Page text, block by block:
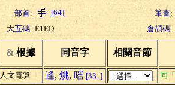
部首: [64]
筆畫:
大五碼: E1ED 倉頡碼:
& 根據 同音字 相關音節
人文電算 遙, 烑, 嗂 [33..]
同